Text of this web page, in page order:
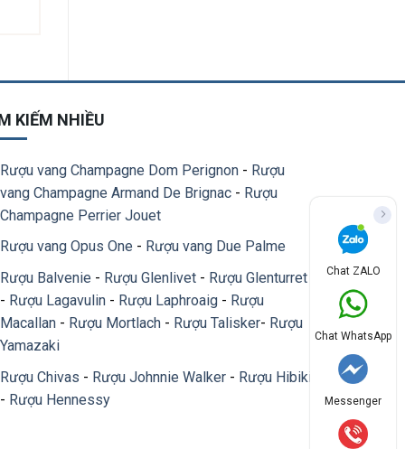
KIẾM NHIỀU
Rượu vang Champagne Dom Perignon - Rượu
vang Champagne Armand De Brignac - Rượu
Champagne Perrier Jouet
Rượu vang Opus One - Rượu vang Due Palme
Rượu Balvenie - Rượu Glenlivet - Rượu Glenturret
- Rượu Lagavulin - Rượu Laphroaig - Rượu
Macallan - Rượu Mortlach - Rượu Talisker- Rượu
Yamazaki
Rượu Chivas - Rượu Johnnie Walker - Rượu Hibiki
- Rượu Hennessy
Chat ZALO
Chat WhatsApp
Messenger